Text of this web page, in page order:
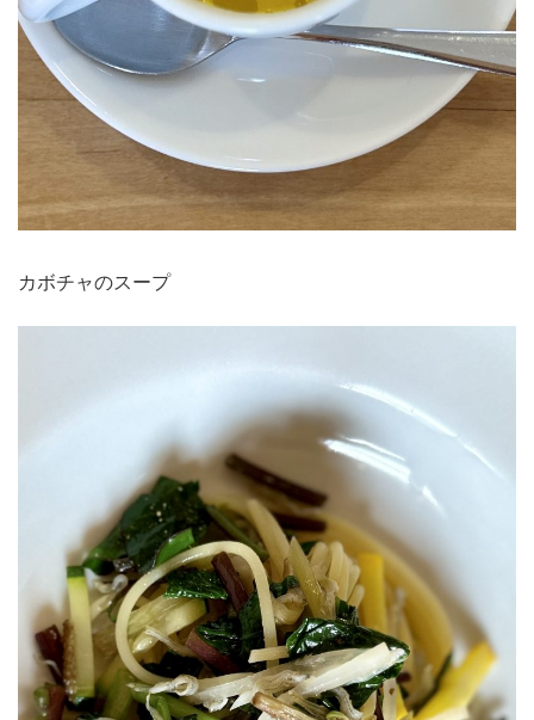
カボチャのスープ